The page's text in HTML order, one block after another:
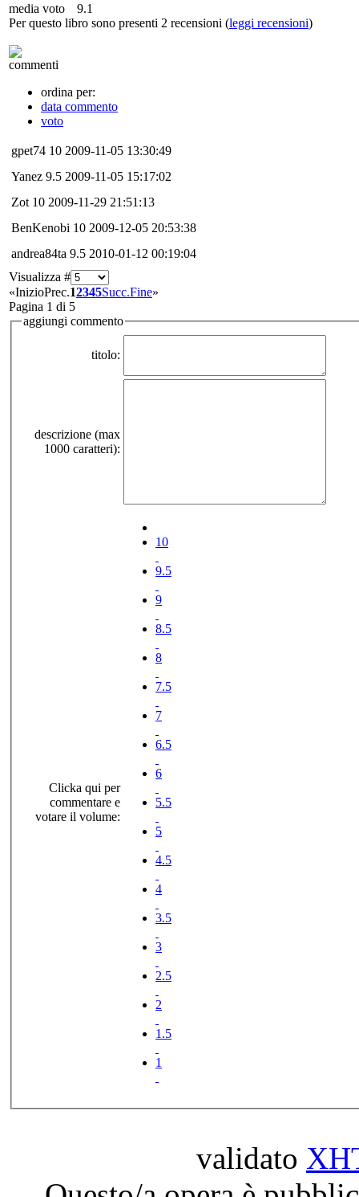
media voto
9.1
Per questo libro sono presenti 2 recensioni (leggi recensioni)
commenti
ordina per:
data commento
voto
gpet74 10 2009-11-05 13:30:49
Yanez 9.5 2009-11-05 15:17:02
Zot 10 2009-11-29 21:51:13
BenKenobi 10 2009-12-05 20:53:38
andrea84ta 9.5 2010-01-12 00:19:04
Visualizza #
«InizioPrec.12345Succ.Fine»
Pagina 1 di 5
aggiungi commento
titolo:
descrizione (max
1000 caratteri):
Clicka qui per
commentare e
votare il volume:
10
9.5
9
8.5
8
7.5
7
6.5
6
5.5
5
4.5
4
3.5
3
2.5
2
1.5
1
validato